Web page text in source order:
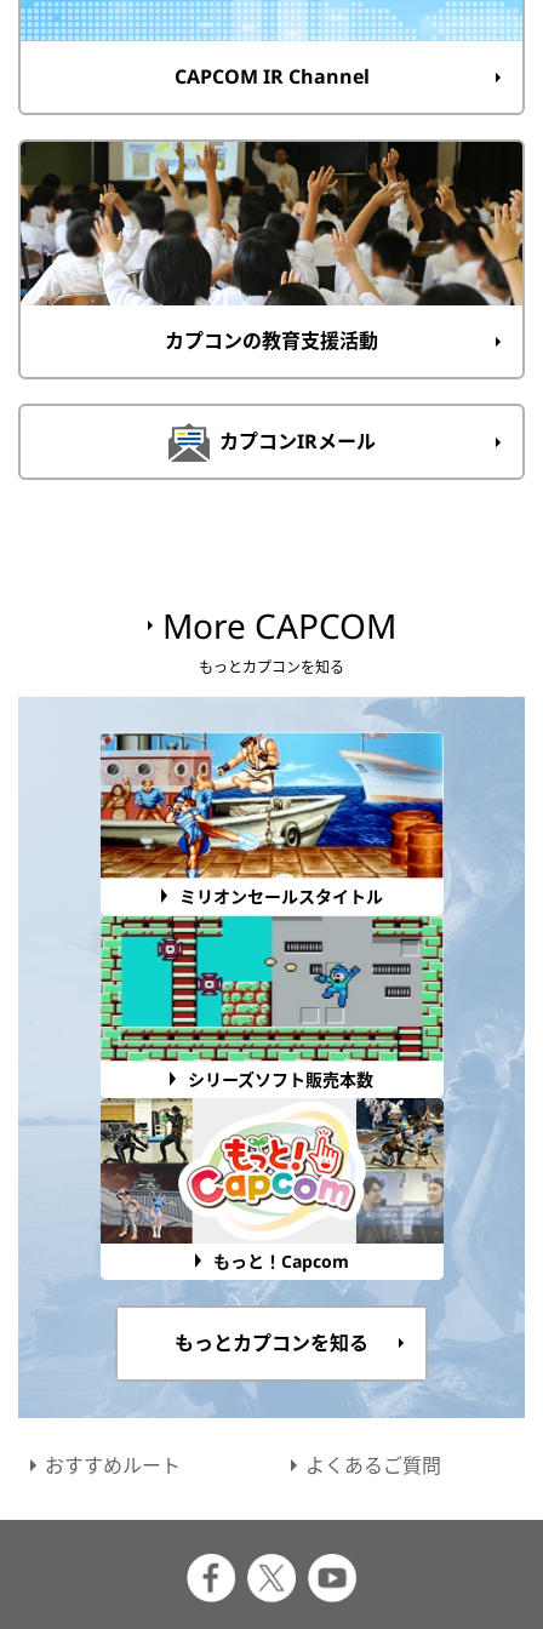
CAPCOM IR Channel
カプコンの教育支援活動
カプコンIRメール
More CAPCOM
もっとカプコンを知る
ミリオンセールスタイトル
シリーズソフト販売本数
もっと！Capcom
もっとカプコンを知る
おすすめルート よくあるご質問